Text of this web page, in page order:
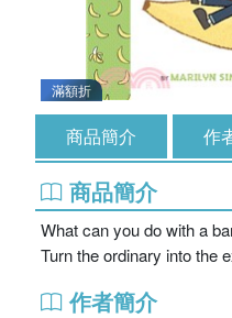
滿額折
商品簡介 作
商品簡介
What can you do with a
Turn the ordinary into the
作者簡介